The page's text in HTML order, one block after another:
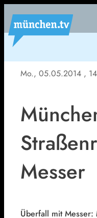
Mo., 05.05.2014 ,
Messer
Überfall mit Messer: